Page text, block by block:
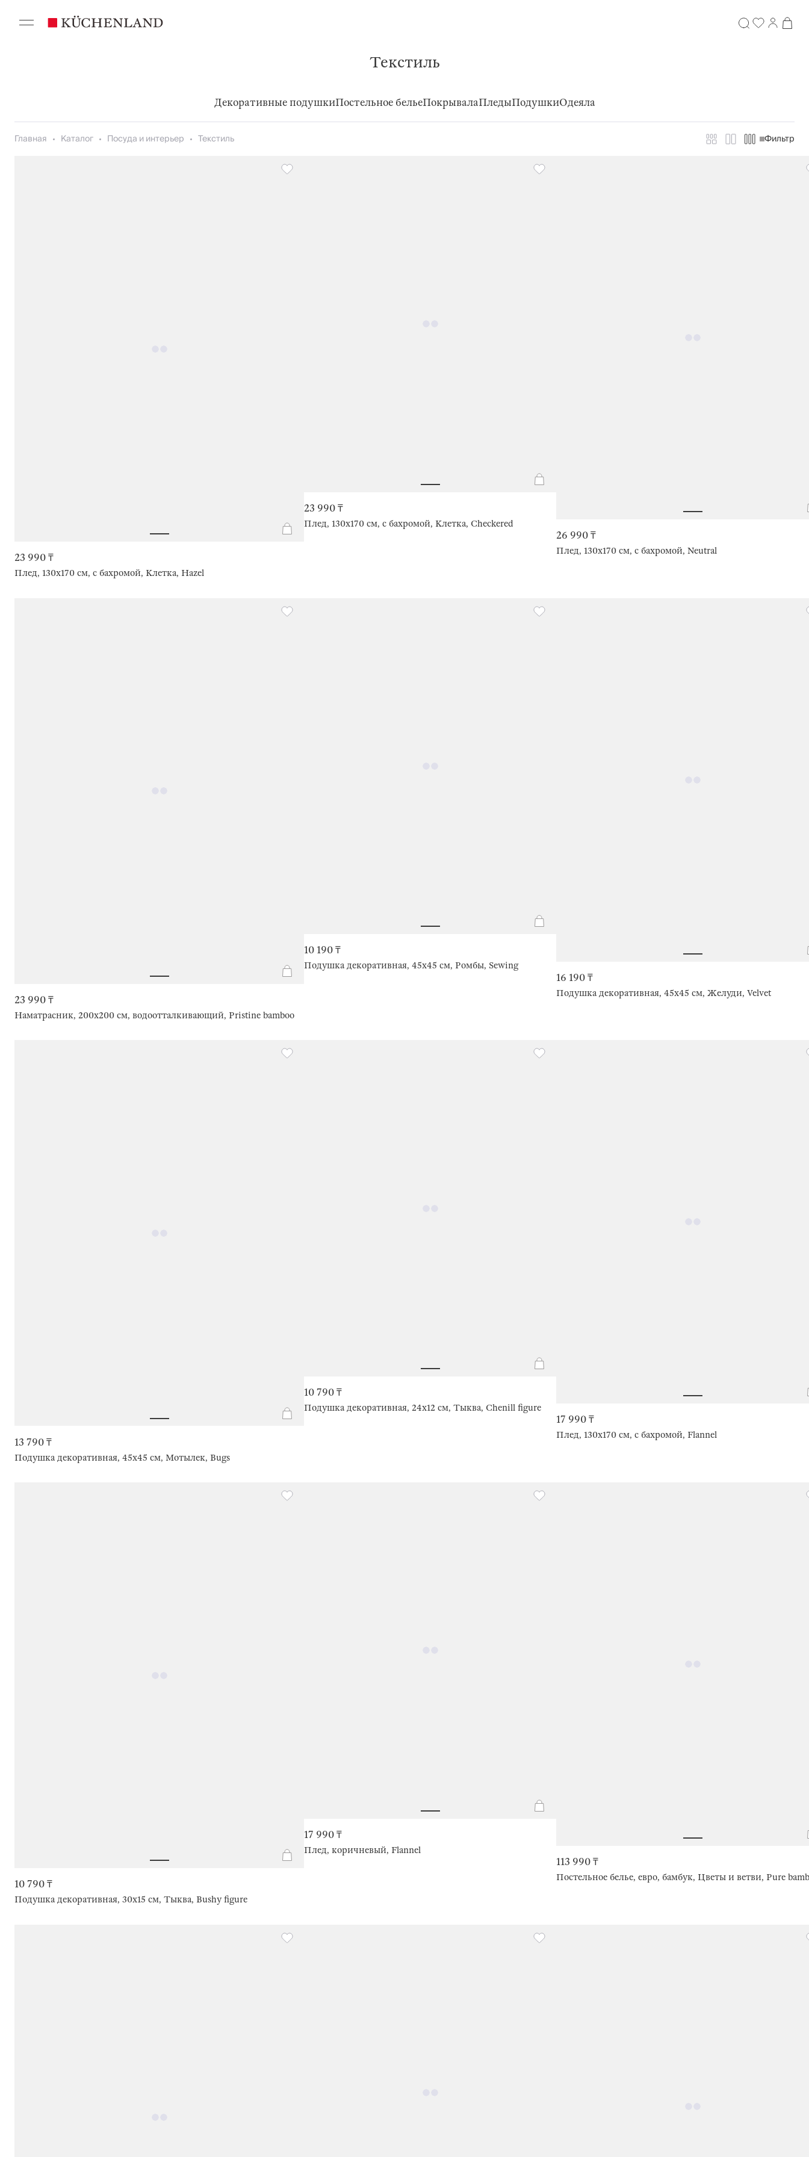
Текстиль
Декоративные подушкиПостельное бельеПокрывалаПледыПодушкиОдеяла
Главная Каталог Посуда и интерьер Текстиль Фильтр
23 990 ₸
Плед, 130х170 см, с бахромой, Клетка, Hazel
23 990 ₸
Плед, 130х170 см, с бахромой, Клетка, Checkered
26 990 ₸
Плед, 130х170 см, с бахромой, Neutral
23 990 ₸
Наматрасник, 200х200 см, водоотталкивающий, Pristine bamboo
10 190 ₸
Подушка декоративная, 45х45 см, Ромбы, Sewing
16 190 ₸
Подушка декоративная, 45х45 см, Желуди, Velvet
13 790 ₸
Подушка декоративная, 45x45 см, Мотылек, Bugs
10 790 ₸
Подушка декоративная, 24х12 см, Тыква, Chenill figure
17 990 ₸
Плед, 130х170 см, с бахромой, Flannel
10 790 ₸
Подушка декоративная, 30x15 см, Тыква, Bushy figure
17 990 ₸
Плед, коричневый, Flannel
113 990 ₸
Постельное белье, евро, бамбук, Цветы и ветви, Pure